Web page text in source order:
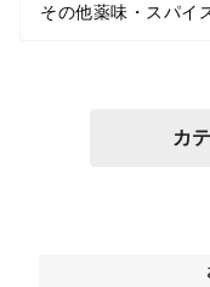
その他薬味・スパイ
カ